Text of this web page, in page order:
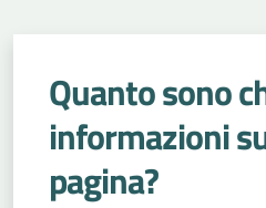
Quanto sono
informazioni
pagina?